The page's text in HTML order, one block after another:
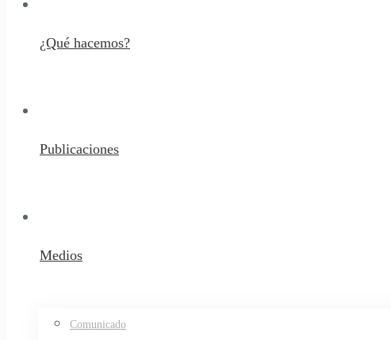
¿Qué hacemos?
Publicaciones
Medios
Comunicado